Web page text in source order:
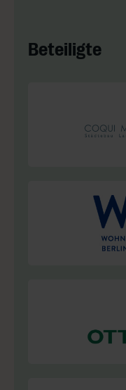
Beteiligte